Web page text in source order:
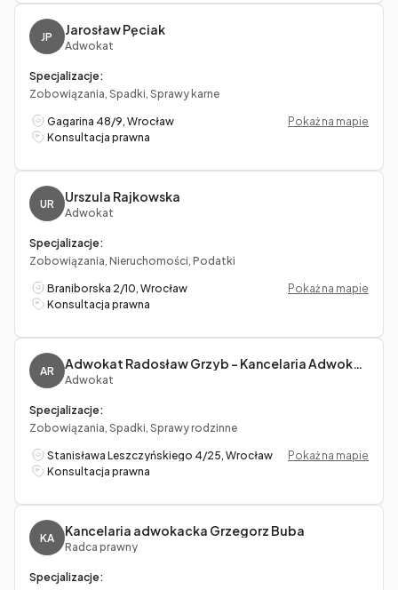
JP Jarosław Pęciak
Adwokat
Specjalizacje:
Zobowiązania, Spadki, Sprawy karne
Gagarina 48/9, Wrocław
Pokaż na mapie
Konsultacja prawna
UR Urszula Rajkowska
Adwokat
Specjalizacje:
Zobowiązania, Nieruchomości, Podatki
Braniborska 2/10, Wrocław
Pokaż na mapie
Konsultacja prawna
AR
Adwokat
Specjalizacje:
Zobowiązania, Spadki, Sprawy rodzinne
Stanisława Leszczyńskiego 4/25, Wrocław
Pokaż na mapie
Konsultacja prawna
KA Kancelaria adwokacka Grzegorz Buba
Radca prawny
Specjalizacje: